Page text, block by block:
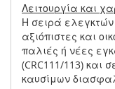
Λειτουργία και
Η σειρά
αξιόπιστες και
παλιές ή νέες
(CRC111/113) και
καυσίμων